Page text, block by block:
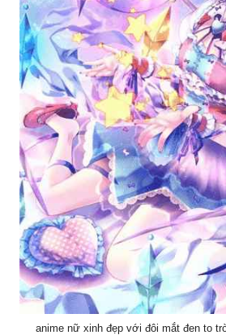
anime nữ xinh đẹp với đôi mắt đen to